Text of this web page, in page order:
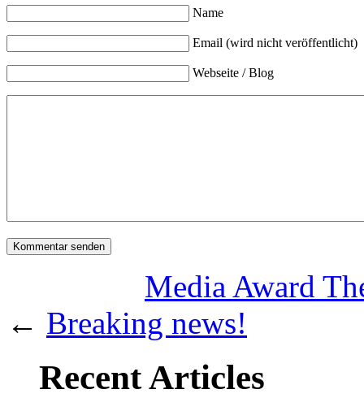
Name
Email (wird nicht veröffentlicht)
Webseite / Blog
Media Award
← Breaking news!
Recent Articles